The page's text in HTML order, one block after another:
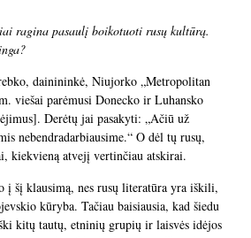
ragina pasaulį boikotuoti rusų kultūrą.
dainininkė, Niujorko „Metropolitan
viešai parėmusi Donecko ir Luhansko
Derėtų jai pasakyti: „Ačiū už
nebendradarbiausime.“ O dėl tų rusų,
kiekvieną atvejį vertinčiau atskirai.
į šį klausimą, nes rusų literatūra yra iškili,
kūryba. Tačiau baisiausia, kad šiedu
kitų tautų, etninių grupių ir laisvės idėjos